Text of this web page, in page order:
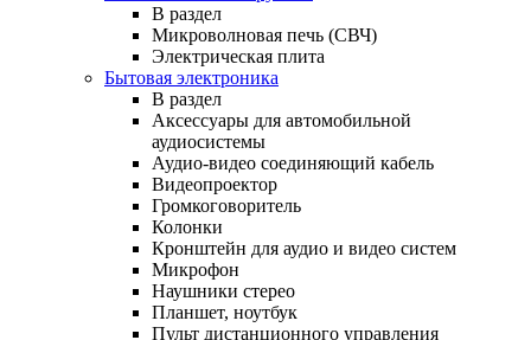
В раздел
Микроволновая печь (СВЧ)
Электрическая плита
Бытовая электроника
В раздел
Аксессуары для автомобильной
аудиосистемы
Аудио-видео соединяющий кабель
Видеопроектор
Громкоговоритель
Колонки
Кронштейн для аудио и видео систем
Микрофон
Наушники стерео
Планшет, ноутбук
Пульт дистанционного управления